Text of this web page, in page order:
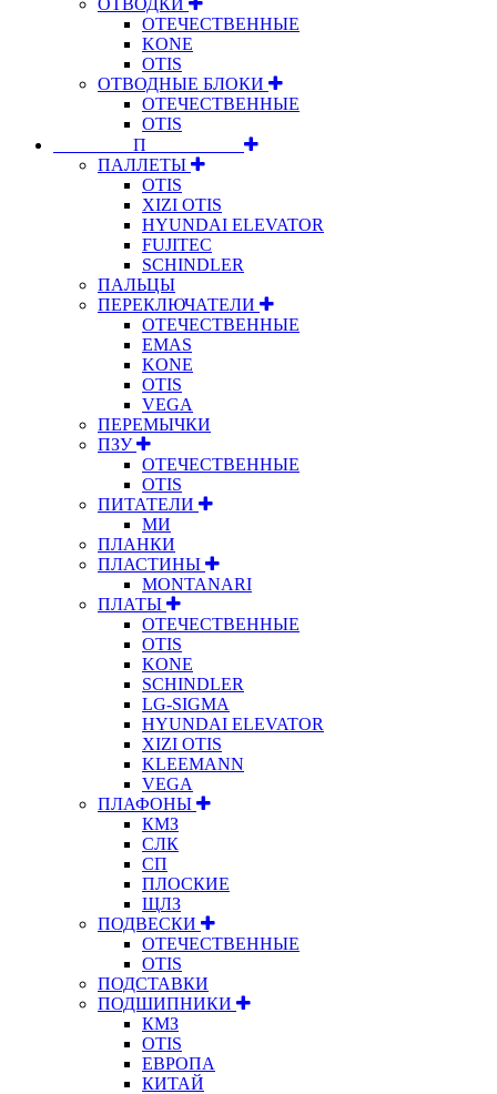
ОТЕЧЕСТВЕННЫЕ
KONE
OTIS
ОТВОДНЫЕ БЛОКИ
ОТЕЧЕСТВЕННЫЕ
OTIS
⠀⠀⠀⠀⠀⠀П⠀⠀⠀⠀⠀⠀⠀
ПАЛЛЕТЫ
OTIS
XIZI OTIS
HYUNDAI ELEVATOR
FUJITEC
SCHINDLER
ПАЛЬЦЫ
ПЕРЕКЛЮЧАТЕЛИ
ОТЕЧЕСТВЕННЫЕ
EMAS
KONE
OTIS
VEGA
ПЕРЕМЫЧКИ
ПЗУ
ОТЕЧЕСТВЕННЫЕ
OTIS
ПИТАТЕЛИ
МИ
ПЛАНКИ
ПЛАСТИНЫ
MONTANARI
ПЛАТЫ
ОТЕЧЕСТВЕННЫЕ
OTIS
KONE
SCHINDLER
LG-SIGMA
HYUNDAI ELEVATOR
XIZI OTIS
KLEEMANN
VEGA
ПЛАФОНЫ
КМЗ
СЛК
СП
ПЛОСКИЕ
ЩЛЗ
ПОДВЕСКИ
ОТЕЧЕСТВЕННЫЕ
OTIS
ПОДСТАВКИ
ПОДШИПНИКИ
КМЗ
OTIS
ЕВРОПА
КИТАЙ